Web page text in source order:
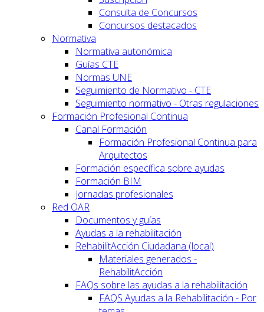
Consulta de Concursos
Concursos destacados
Normativa
Normativa autonómica
Guías CTE
Normas UNE
Seguimiento de Normativo - CTE
Seguimiento normativo - Otras regulaciones
Formación Profesional Continua
Canal Formación
Formación Profesional Continua para
Arquitectos
Formación específica sobre ayudas
Formación BIM
Jornadas profesionales
Red OAR
Documentos y guías
Ayudas a la rehabilitación
RehabilitAcción Ciudadana (local)
Materiales generados -
RehabilitAcción
FAQs sobre las ayudas a la rehabilitación
FAQS Ayudas a la Rehabilitación - Por